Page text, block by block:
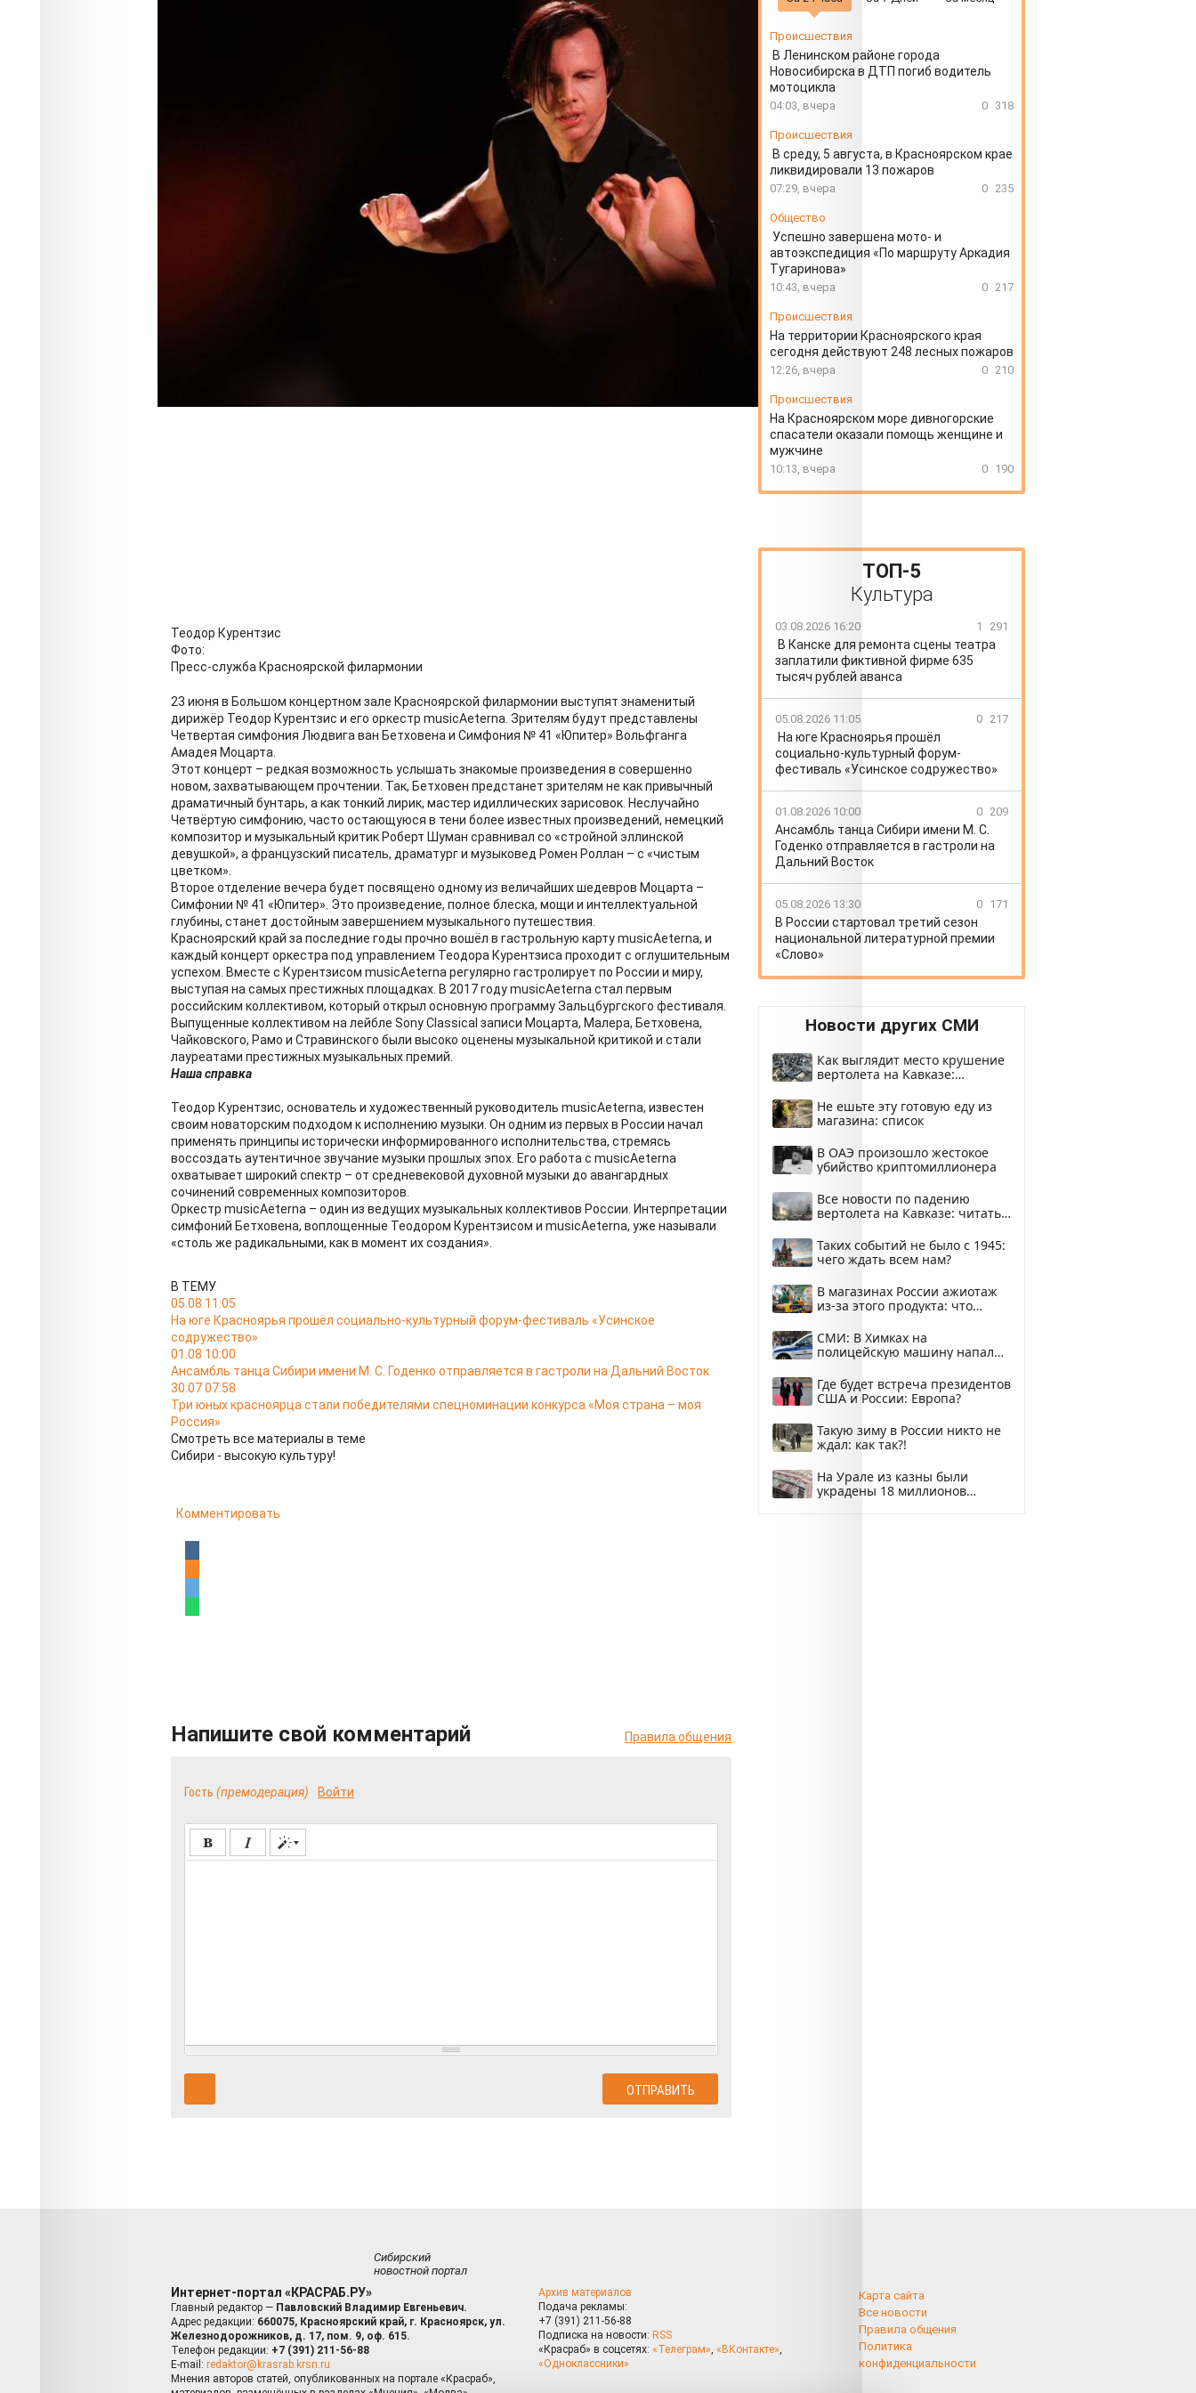
Теодор Курентзис
Фото:
Пресс-служба Красноярской филармонии
23 июня в Большом концертном зале Красноярской филармонии выступят знаменитый
дирижёр Теодор Курентзис и его оркестр musicAeterna. Зрителям будут представлены
Четвертая симфония Людвига ван Бетховена и Симфония № 41 «Юпитер» Вольфганга
Амадея Моцарта.
Этот концерт – редкая возможность услышать знакомые произведения в совершенно
новом, захватывающем прочтении. Так, Бетховен предстанет зрителям не как привычный
драматичный бунтарь, а как тонкий лирик, мастер идиллических зарисовок. Неслучайно
Четвёртую симфонию, часто остающуюся в тени более известных произведений, немецкий
композитор и музыкальный критик Роберт Шуман сравнивал со «стройной эллинской
девушкой», а французский писатель, драматург и музыковед Ромен Роллан – с «чистым
цветком».
Второе отделение вечера будет посвящено одному из величайших шедевров Моцарта –
Симфонии № 41 «Юпитер». Это произведение, полное блеска, мощи и интеллектуальной
глубины, станет достойным завершением музыкального путешествия.
Красноярский край за последние годы прочно вошёл в гастрольную карту musicAeterna, и
каждый концерт оркестра под управлением Теодора Курентзиса проходит с оглушительным
успехом. Вместе с Курентзисом musicAeterna регулярно гастролирует по России и миру,
выступая на самых престижных площадках. В 2017 году musicAeterna стал первым
российским коллективом, который открыл основную программу Зальцбургского фестиваля.
Выпущенные коллективом на лейбле Sony Classical записи Моцарта, Малера, Бетховена,
Чайковского, Рамо и Стравинского были высоко оценены музыкальной критикой и стали
лауреатами престижных музыкальных премий.
Наша справка
Теодор Курентзис, основатель и художественный руководитель musicAeterna, известен
своим новаторским подходом к исполнению музыки. Он одним из первых в России начал
применять принципы исторически информированного исполнительства, стремясь
воссоздать аутентичное звучание музыки прошлых эпох. Его работа с musicAeterna
охватывает широкий спектр – от средневековой духовной музыки до авангардных
сочинений современных композиторов.
Оркестр musicAeterna – один из ведущих музыкальных коллективов России. Интерпретации
симфоний Бетховена, воплощенные Теодором Курентзисом и musicAeterna, уже называли
«столь же радикальными, как в момент их создания».
В ТЕМУ
05.08 11:05
На юге Красноярья прошёл социально-культурный форум-фестиваль «Усинское
содружество»
01.08 10:00
Ансамбль танца Сибири имени М. С. Годенко отправляется в гастроли на Дальний Восток
30.07 07:58
Три юных красноярца стали победителями спецноминации конкурса «Моя страна – моя
Россия»
Смотреть все материалы в теме
Сибири - высокую культуру!
Комментировать
Напишите свой комментарий Правила общения
Гость (премодерация) Войти
Происшествия
В Ленинском районе города
Новосибирска в ДТП погиб водитель
мотоцикла
04:03, вчера 0 318
Происшествия
В среду, 5 августа, в Красноярском крае
ликвидировали 13 пожаров
07:29, вчера 0 235
Общество
Успешно завершена мото- и
автоэкспедиция «По маршруту Аркадия
Тугаринова»
10:43, вчера 0 217
Происшествия
На территории Красноярского края
сегодня действуют 248 лесных пожаров
12:26, вчера 0 210
Происшествия
На Красноярском море дивногорские
спасатели оказали помощь женщине и
мужчине
10:13, вчера 0 190
ТОП-5
Культура
03.08.2026 16:20 1 291
В Канске для ремонта сцены театра
заплатили фиктивной фирме 635
тысяч рублей аванса
05.08.2026 11:05 0 217
На юге Красноярья прошёл
социально-культурный форум-
фестиваль «Усинское содружество»
01.08.2026 10:00 0 209
Ансамбль танца Сибири имени М. С.
Годенко отправляется в гастроли на
Дальний Восток
05.08.2026 13:30 0 171
В России стартовал третий сезон
национальной литературной премии
«Слово»
Новости других СМИ
Как выглядит место крушение
вертолета на Кавказе:
Не ешьте эту готовую еду из
магазина: список
В ОАЭ произошло жестокое
убийство криптомиллионера
Все новости по падению
вертолета на Кавказе: читать
Таких событий не было с 1945:
чего ждать всем нам?
В магазинах России ажиотаж
из-за этого продукта: что
СМИ: В Химках на
полицейскую машину напали
Где будет встреча президентов
США и России: Европа?
Такую зиму в России никто не
ждал: как так?!
На Урале из казны были
украдены 18 миллионов
Сибирский
новостной портал
Интернет-портал «КРАСРАБ.РУ»
Главный редактор — Павловский Владимир Евгеньевич.
Адрес редакции: 660075, Красноярский край, г. Красноярск, ул.
Железнодорожников, д. 17, пом. 9, оф. 615.
Телефон редакции: +7 (391) 211-56-88
E-mail: redaktor@krasrab.krsn.ru
Мнения авторов статей, опубликованных на портале «Красраб»,
Архив материалов
Подача рекламы:
+7 (391) 211-56-88
Подписка на новости: RSS
«Красраб» в соцсетях: «Телеграм», «ВКонтакте»,
«Одноклассники»
Карта сайта
Все новости
Правила общения
Политика
конфиденциальности